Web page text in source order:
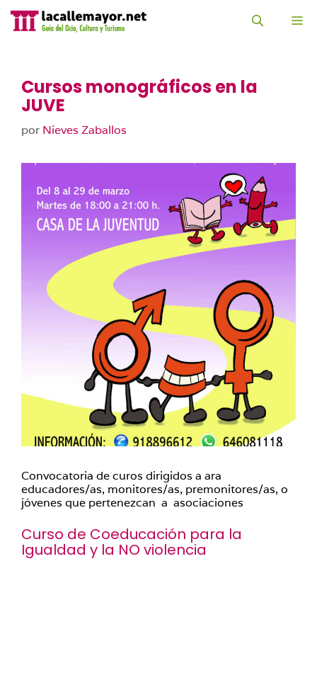
contenido
Cursos monográficos en la
JUVE
por Nieves Zaballos
Convocatoria de curos dirigidos a ara
educadores/as, monitores/as, premonitores/as, o
jóvenes que pertenezcan a asociaciones
Curso de Coeducación para la
Igualdad y la NO violencia